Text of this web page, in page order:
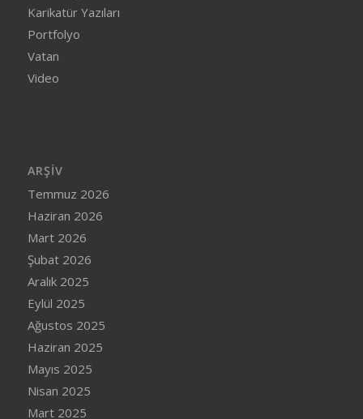
Karikatür Yazıları
Portfolyo
Vatan
Video
ARŞIV
Temmuz 2026
Haziran 2026
Mart 2026
Şubat 2026
Aralık 2025
Eylül 2025
Ağustos 2025
Haziran 2025
Mayıs 2025
Nisan 2025
Mart 2025